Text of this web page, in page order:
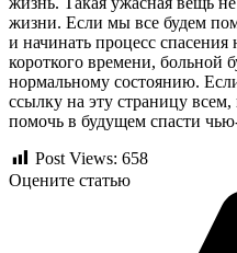
жизни. Если мы все будем
и начинать процесс
короткого времени, больной
нормальному состоянию.
ссылку на эту страницу
помочь в будущем спасти
Post Views: 658
Оцените статью